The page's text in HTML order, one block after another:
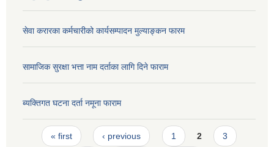
सेवा करारका कर्मचारीको कार्यसम्पादन मुल्याङ्‍कन फारम
सामाजिक सुरक्षा भत्ता नाम दर्ताका लागि दिने फाराम
ब्यक्तिगत घटना दर्ता नमूना फाराम
Pages
« first ‹ previous 1 2 3